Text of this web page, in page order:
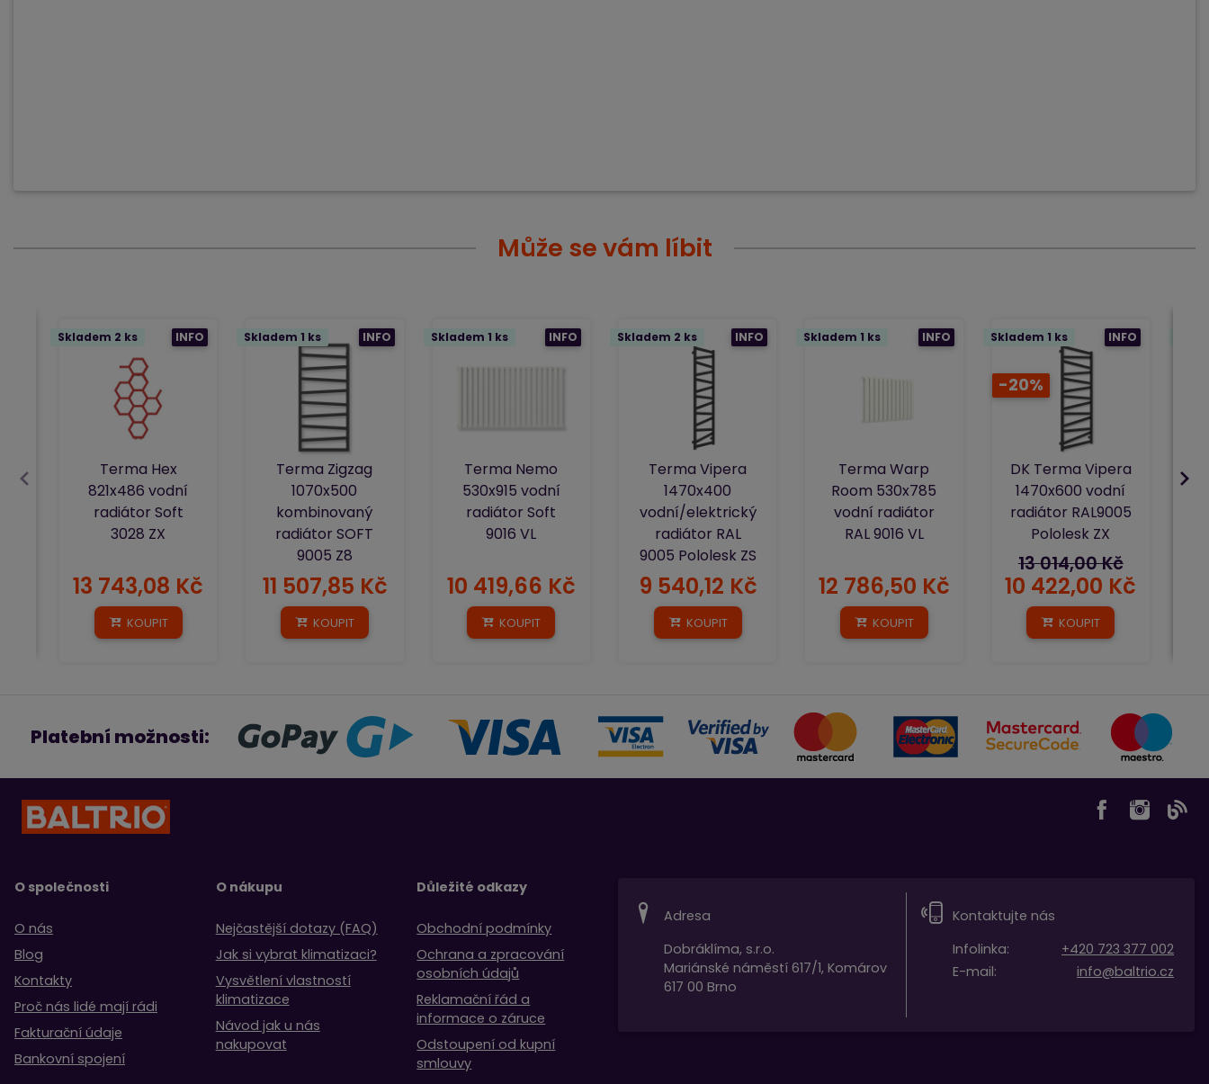
Může se vám líbit
Skladem 2 ks INFO
Terma Hex
821x486 vodní
radiátor Soft
3028 ZX
13 743,08 Kč
KOUPIT
Skladem 1 ks INFO
Terma Zigzag
1070x500
kombinovaný
radiátor SOFT
9005 Z8
11 507,85 Kč
KOUPIT
Skladem 1 ks INFO
Terma Nemo
530x915 vodní
radiátor Soft
9016 VL
10 419,66 Kč
KOUPIT
Skladem 2 ks INFO
Terma Vipera
1470x400
vodní/elektrický
radiátor RAL
9005 Pololesk ZS
9 540,12 Kč
KOUPIT
Skladem 1 ks INFO
Terma Warp
Room 530x785
vodní radiátor
RAL 9016 VL
12 786,50 Kč
KOUPIT
Skladem 1 ks INFO
DK Terma Vipera
1470x600 vodní
radiátor RAL9005
Pololesk ZX
-20%
13 014,00 Kč
10 422,00 Kč
KOUPIT
Platební možnosti:
O společnosti
O nás
Blog
Kontakty
Proč nás lidé mají rádi
Fakturační údaje
Bankovní spojení
O nákupu
Nejčastější dotazy (FAQ)
Jak si vybrat klimatizaci?
Vysvětlení vlastností
klimatizace
Návod jak u nás
nakupovat
Důležité odkazy
Obchodní podmínky
Ochrana a zpracování
osobních údajů
Reklamační řád a
informace o záruce
Odstoupení od kupní
smlouvy
Adresa
Dobráklíma, s.r.o.
Mariánské náměstí 617/1, Komárov
617 00 Brno
Kontaktujte nás
Infolinka:
+420 723 377 002
E-mail:
info@baltrio.cz